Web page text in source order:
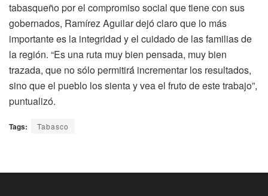
tabasqueño por el compromiso social que tiene con sus
gobernados, Ramírez Aguilar dejó claro que lo más
importante es la integridad y el cuidado de las familias de
la región. “Es una ruta muy bien pensada, muy bien
trazada, que no sólo permitirá́ incrementar los resultados,
sino que el pueblo los sienta y vea el fruto de este trabajo”,
puntualizó.
Tags: Tabasco